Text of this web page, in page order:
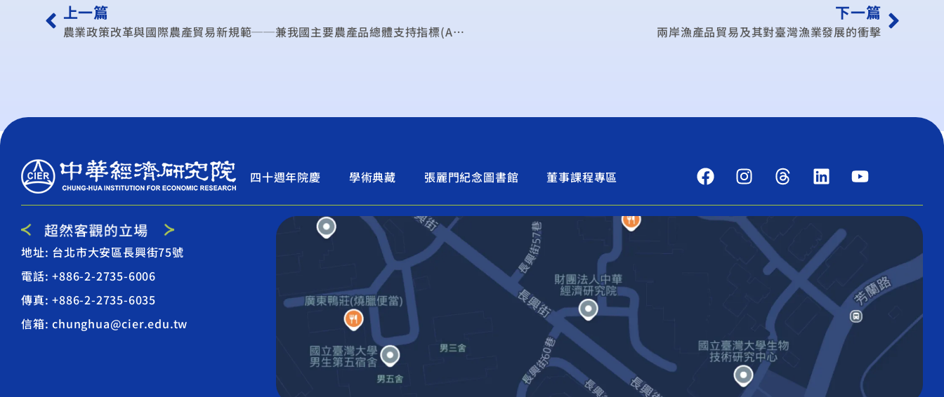
上一篇
農業政策改革與國際農產貿易新規範──兼我國主要農產品總體支持指標(AMS)之衡量
下一篇
兩岸漁產品貿易及其對臺灣漁業發展的衝擊
四十週年院慶 學術典藏 張麗門紀念圖書館 董事課程專區
地址: 台北市大安區長興街75號
電話: +886-2-2735-6006
傳真: +886-2-2735-6035
信箱: chunghua@cier.edu.tw